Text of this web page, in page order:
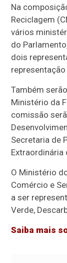
Na
Reciclagem
vários
do
dois
Também
Ministério da
comissão
Secretaria de
Extraordinária
O Ministério
Comércio e
a ser
Verde,
Saiba mais